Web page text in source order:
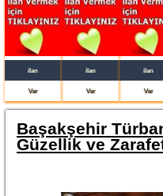
ilan
Ver
ilan
Ver
ilan
Ver
Başakşehir
Güzellik ve